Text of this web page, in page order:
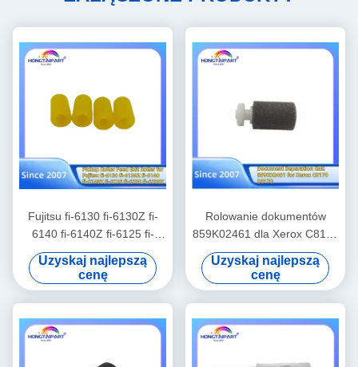
Fujitsu fi-6130 fi-6130Z fi-
6140 fi-6140Z fi-6125 fi-
6230 fi-6230Z fi-6240 fi-
6240Z fi-6225 PA03540-
Y075 PA03630-Y210
PA03540-G078 PA03540-
Y078
Uzyskaj najlepszą
cenę
Rolowanie dokumentów
859K02461 dla Xerox C8170
B8170 Drukarka kolorowa
Uzyskaj najlepszą
cenę